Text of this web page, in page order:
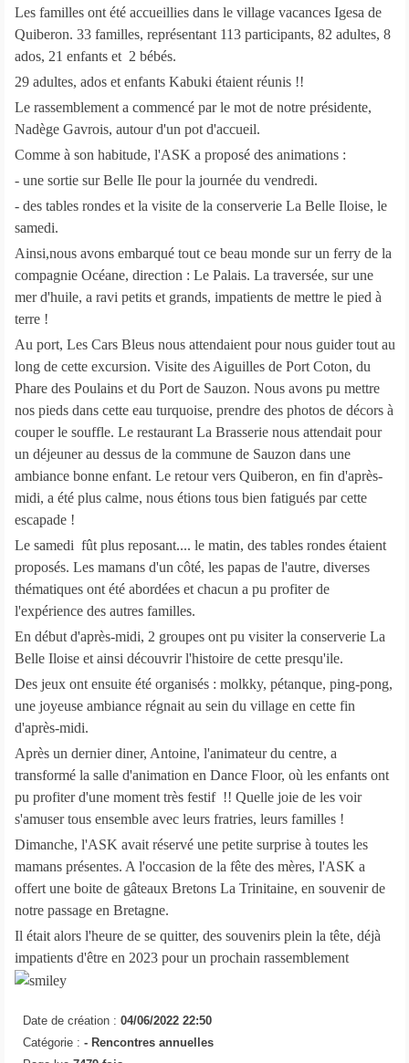
Les familles ont été accueillies dans le village vacances Igesa de
Quiberon. 33 familles, représentant 113 participants, 82 adultes, 8
ados, 21 enfants et 2 bébés.
29 adultes, ados et enfants Kabuki étaient réunis !!
Le rassemblement a commencé par le mot de notre présidente,
Nadège Gavrois, autour d'un pot d'accueil.
Comme à son habitude, l'ASK a proposé des animations :
- une sortie sur Belle Ile pour la journée du vendredi.
- des tables rondes et la visite de la conserverie La Belle Iloise, le
samedi.
Ainsi,nous avons embarqué tout ce beau monde sur un ferry de la
compagnie Océane, direction : Le Palais. La traversée, sur une
mer d'huile, a ravi petits et grands, impatients de mettre le pied à
terre !
Au port, Les Cars Bleus nous attendaient pour nous guider tout au
long de cette excursion. Visite des Aiguilles de Port Coton, du
Phare des Poulains et du Port de Sauzon. Nous avons pu mettre
nos pieds dans cette eau turquoise, prendre des photos de décors à
couper le souffle. Le restaurant La Brasserie nous attendait pour
un déjeuner au dessus de la commune de Sauzon dans une
ambiance bonne enfant. Le retour vers Quiberon, en fin d'après-
midi, a été plus calme, nous étions tous bien fatigués par cette
escapade !
Le samedi fût plus reposant.... le matin, des tables rondes étaient
proposés. Les mamans d'un côté, les papas de l'autre, diverses
thématiques ont été abordées et chacun a pu profiter de
l'expérience des autres familles.
En début d'après-midi, 2 groupes ont pu visiter la conserverie La
Belle Iloise et ainsi découvrir l'histoire de cette presqu'ile.
Des jeux ont ensuite été organisés : molkky, pétanque, ping-pong,
une joyeuse ambiance régnait au sein du village en cette fin
d'après-midi.
Après un dernier diner, Antoine, l'animateur du centre, a
transformé la salle d'animation en Dance Floor, où les enfants ont
pu profiter d'une moment très festif !! Quelle joie de les voir
s'amuser tous ensemble avec leurs fratries, leurs familles !
Dimanche, l'ASK avait réservé une petite surprise à toutes les
mamans présentes. A l'occasion de la fête des mères, l'ASK a
offert une boite de gâteaux Bretons La Trinitaine, en souvenir de
notre passage en Bretagne.
Il était alors l'heure de se quitter, des souvenirs plein la tête, déjà
impatients d'être en 2023 pour un prochain rassemblement
Date de création : 04/06/2022 22:50
Catégorie : - Rencontres annuelles